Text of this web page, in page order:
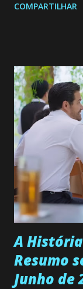
de 25/05/26 a
permanecer
ama, o que não é
se aprimorar,
ser a primeira
universidade. Ela
muito madura
empática.
teimosa e muito
Durante um
COMPARTILHAR
A
Resumo
Junho de